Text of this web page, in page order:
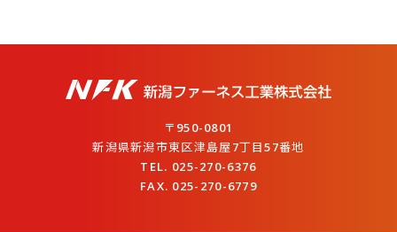
〒950-0801
新潟県新潟市東区津島屋7丁目57番地
TEL. 025-270-6376
FAX. 025-270-6779